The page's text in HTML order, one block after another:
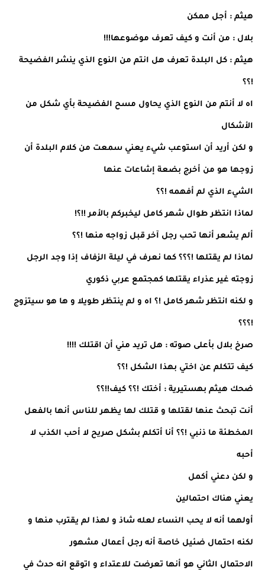
هيثم : أجل ممكن
بلال : من أنت و كيف تعرف موضوعها!!!
هيثم : كل البلدة تعرف هل انتم من النوع الذي ينشر الفضيحة
!؟؟
اه لا أنتم من النوع الذي يحاول مسح الفضيحة بأي شكل من
الأشكال
و لكن أريد أن استوعب شيء يعني سمعت من كلام البلدة أن
زوجها هو من أخرج بضعة إشاعات عنها
الشيء الذي لم أفهمه !؟؟
لماذا انتظر طوال شهر كامل ليخبركم بالأمر !!؟!
ألم يشعر أنها تحب رجل آخر قبل زواجه منها !؟؟
لماذا لم يقتلها !؟؟؟ كما نعرف في ليلة الزفاف إذا وجد الرجل
زوجته غير عذراء يقتلها كمجتمع عربي ذكوري
و لكنه انتظر شهر كامل !؟ اه و لم ينتظر طويلا و ها هو سيتزوج
!؟؟؟
صرخ بلال بأعلى صوته : هل تريد مني أن اقتلك !!!!
كيف تتكلم عن اختي بهذا الشكل !؟؟
ضحك هيثم بهستيرية : أختك !؟؟ كيف!!؟؟
أنت تبحث عنها لقتلها و قتلك لها يظهر للناس أنها بالفعل
المخطئة ما ذنبي !؟؟ أنا أتكلم بشكل صريح لا أحب الكذب لا
أحبه
و لكن دعني أكمل
يعني هناك احتمالين
أولهما أنه لا يحب النساء لعله شاذ و لهذا لم يقترب منها و
لكنه احتمال ضئيل خاصة أنه رجل أعمال مشهور
الاحتمال الثاني هو أنها تعرضت للاعتداء و اتوقع انه حدث في